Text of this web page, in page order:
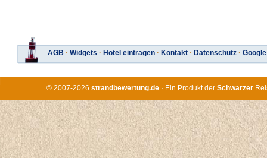
AGB · Widgets · Hotel eintragen · Kontakt · Datenschutz ·
© 2007-2026 strandbewertung.de · Ein Produkt der Schwarzer